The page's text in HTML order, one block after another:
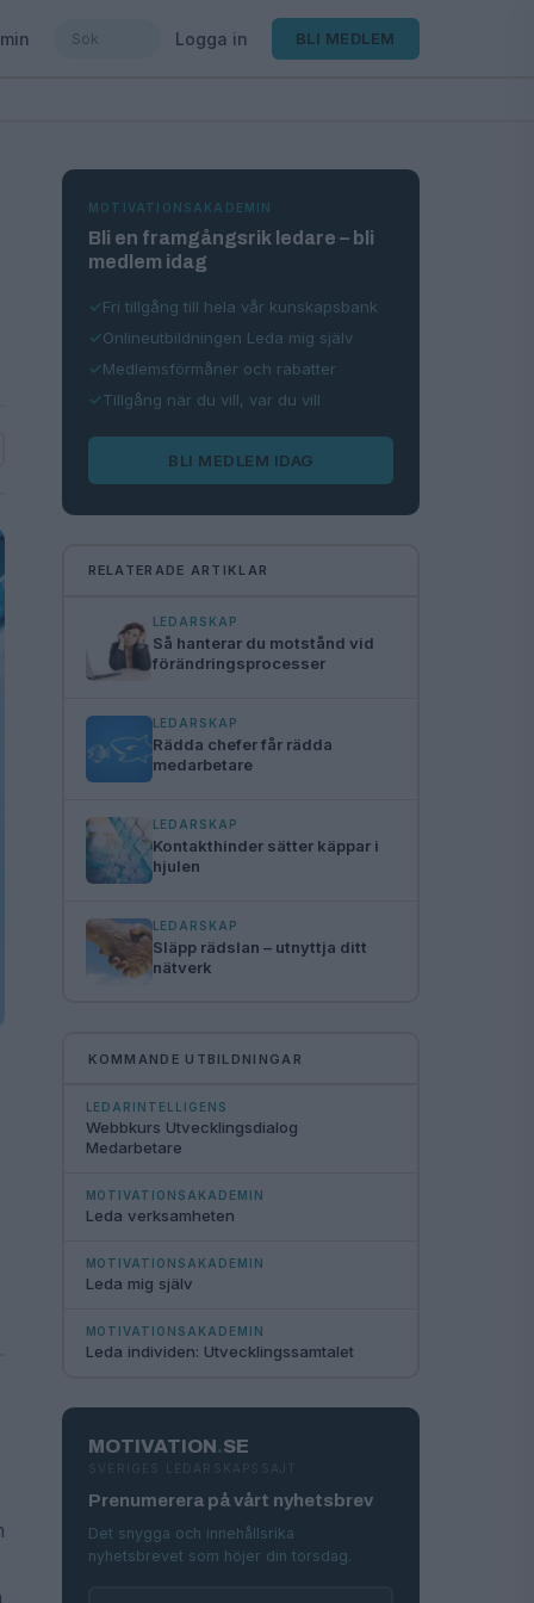
Logga in BLI MEDLEM
MOTIVATIONSAKADEMIN
Bli en framgångsrik ledare – bli
medlem idag
Fri tillgång till hela vår kunskapsbank
Onlineutbildningen Leda mig själv
Medlemsförmåner och rabatter
Tillgång när du vill, var du vill
BLI MEDLEM IDAG
RELATERADE ARTIKLAR
LEDARSKAP
Så hanterar du motstånd vid
förändringsprocesser
LEDARSKAP
Rädda chefer får rädda
medarbetare
LEDARSKAP
Kontakthinder sätter käppar i
hjulen
LEDARSKAP
Släpp rädslan – utnyttja ditt
nätverk
KOMMANDE UTBILDNINGAR
LEDARINTELLIGENS
Webbkurs Utvecklingsdialog
Medarbetare
MOTIVATIONSAKADEMIN
Leda verksamheten
MOTIVATIONSAKADEMIN
Leda mig själv
MOTIVATIONSAKADEMIN
Leda individen: Utvecklingssamtalet
MOTIVATION.SE
SVERIGES LEDARSKAPSSAJT
Prenumerera på vårt nyhetsbrev
Det snygga och innehållsrika
nyhetsbrevet som höjer din torsdag.